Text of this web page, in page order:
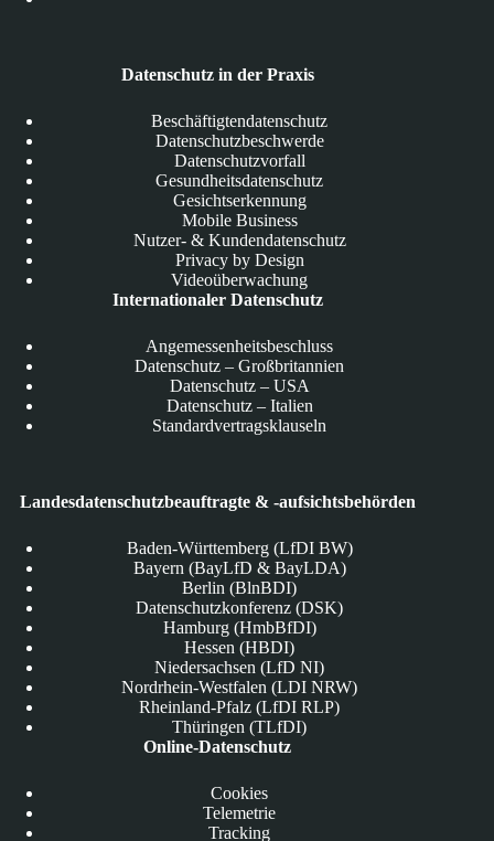
Datenschutz in der Praxis
Beschäftigtendatenschutz
Datenschutzbeschwerde
Datenschutzvorfall
Gesundheitsdatenschutz
Gesichtserkennung
Mobile Business
Nutzer- & Kundendatenschutz
Privacy by Design
Videoüberwachung
Internationaler Datenschutz
Angemessenheitsbeschluss
Datenschutz – Großbritannien
Datenschutz – USA
Datenschutz – Italien
Standardvertragsklauseln
Landesdatenschutzbeauftragte & -aufsichtsbehörden
Baden-Württemberg (LfDI BW)
Bayern (BayLfD & BayLDA)
Berlin (BlnBDI)
Datenschutzkonferenz (DSK)
Hamburg (HmbBfDI)
Hessen (HBDI)
Niedersachsen (LfD NI)
Nordrhein-Westfalen (LDI NRW)
Rheinland-Pfalz (LfDI RLP)
Thüringen (TLfDI)
Online-Datenschutz
Cookies
Telemetrie
Tracking